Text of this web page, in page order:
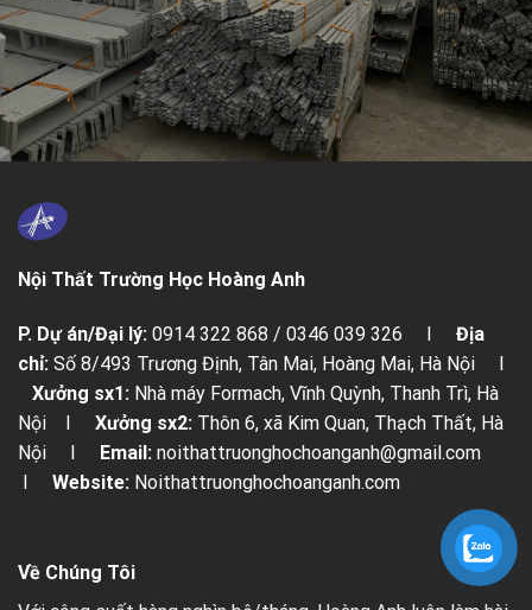
Nội Thất Trường Học Hoàng Anh
P. Dự án/Đại lý: 0914 322 868 / 0346 039 326 I Địa
chỉ: Số 8/493 Trương Định, Tân Mai, Hoàng Mai, Hà Nội I
Xưởng sx1: Nhà máy Formach, Vĩnh Quỳnh, Thanh Trì, Hà
Nội I Xưởng sx2: Thôn 6, xã Kim Quan, Thạch Thất, Hà
Nội I
Email: noithattruonghochoanganh@gmail.com
Website: Noithattruonghochoanganh.com
Về Chúng Tôi